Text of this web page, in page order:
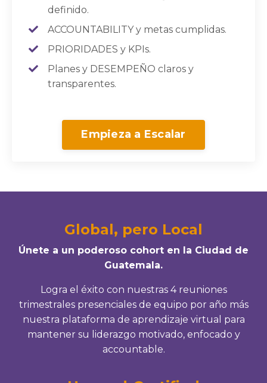
definido.
ACCOUNTABILITY y metas cumplidas.
PRIORIDADES y KPIs.
Planes y DESEMPEÑO claros y
transparentes.
Empieza a Escalar
Global, pero Local
Únete a un poderoso cohort en la Ciudad de
Guatemala.
Logra el éxito con nuestras 4 reuniones
trimestrales presenciales de equipo por año más
nuestra plataforma de aprendizaje virtual para
mantener su liderazgo motivado, enfocado y
accountable.